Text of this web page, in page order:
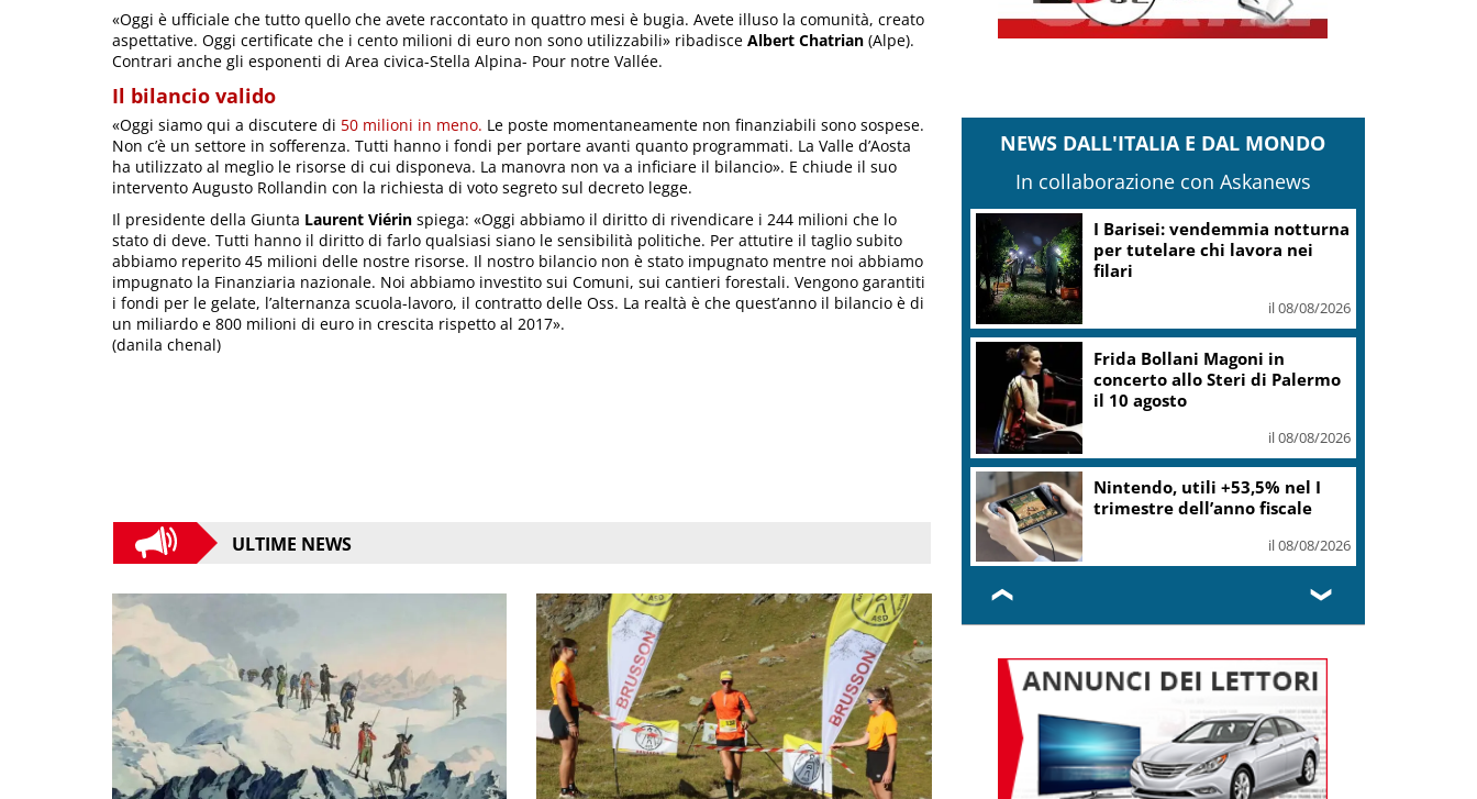
«Oggi è ufficiale che tutto quello che avete raccontato in quattro mesi è bugia. Avete illuso la comunità, creato
aspettative. Oggi certificate che i cento milioni di euro non sono utilizzabili» ribadisce Albert Chatrian (Alpe).
Contrari anche gli esponenti di Area civica-Stella Alpina- Pour notre Vallée.
Il bilancio valido
«Oggi siamo qui a discutere di 50 milioni in meno. Le poste momentaneamente non finanziabili sono sospese.
Non c’è un settore in sofferenza. Tutti hanno i fondi per portare avanti quanto programmati. La Valle d’Aosta
ha utilizzato al meglio le risorse di cui disponeva. La manovra non va a inficiare il bilancio». E chiude il suo
intervento Augusto Rollandin con la richiesta di voto segreto sul decreto legge.
Il presidente della Giunta Laurent Viérin spiega: «Oggi abbiamo il diritto di rivendicare i 244 milioni che lo
stato di deve. Tutti hanno il diritto di farlo qualsiasi siano le sensibilità politiche. Per attutire il taglio subito
abbiamo reperito 45 milioni delle nostre risorse. Il nostro bilancio non è stato impugnato mentre noi abbiamo
impugnato la Finanziaria nazionale. Noi abbiamo investito sui Comuni, sui cantieri forestali. Vengono garantiti
i fondi per le gelate, l’alternanza scuola-lavoro, il contratto delle Oss. La realtà è che quest’anno il bilancio è di
un miliardo e 800 milioni di euro in crescita rispetto al 2017».
(danila chenal)
ULTIME NEWS
NEWS DALL'ITALIA E DAL MONDO
In collaborazione con Askanews
I Barisei: vendemmia notturna
per tutelare chi lavora nei
filari
il 08/08/2026
Frida Bollani Magoni in
concerto allo Steri di Palermo
il 10 agosto
il 08/08/2026
Nintendo, utili +53,5% nel I
trimestre dell’anno fiscale
il 08/08/2026
❮ ❯